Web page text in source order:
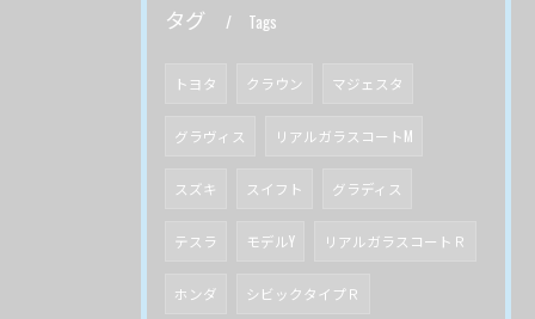
タグ Tags
トヨタ クラウン マジェスタ
グラヴィス リアルガラスコートM
スズキ スイフト グラディス
テスラ モデルY リアルガラスコートＲ
ホンダ シビックタイプＲ